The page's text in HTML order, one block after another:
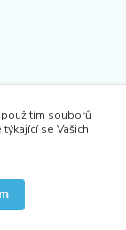
souborů
se Vašich